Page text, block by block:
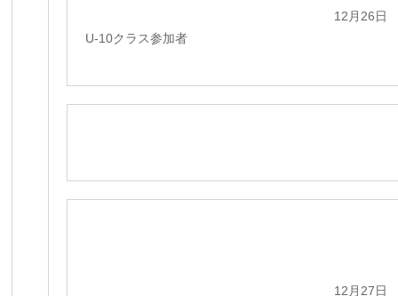
12月26日
U-10クラス参加者
12月27日